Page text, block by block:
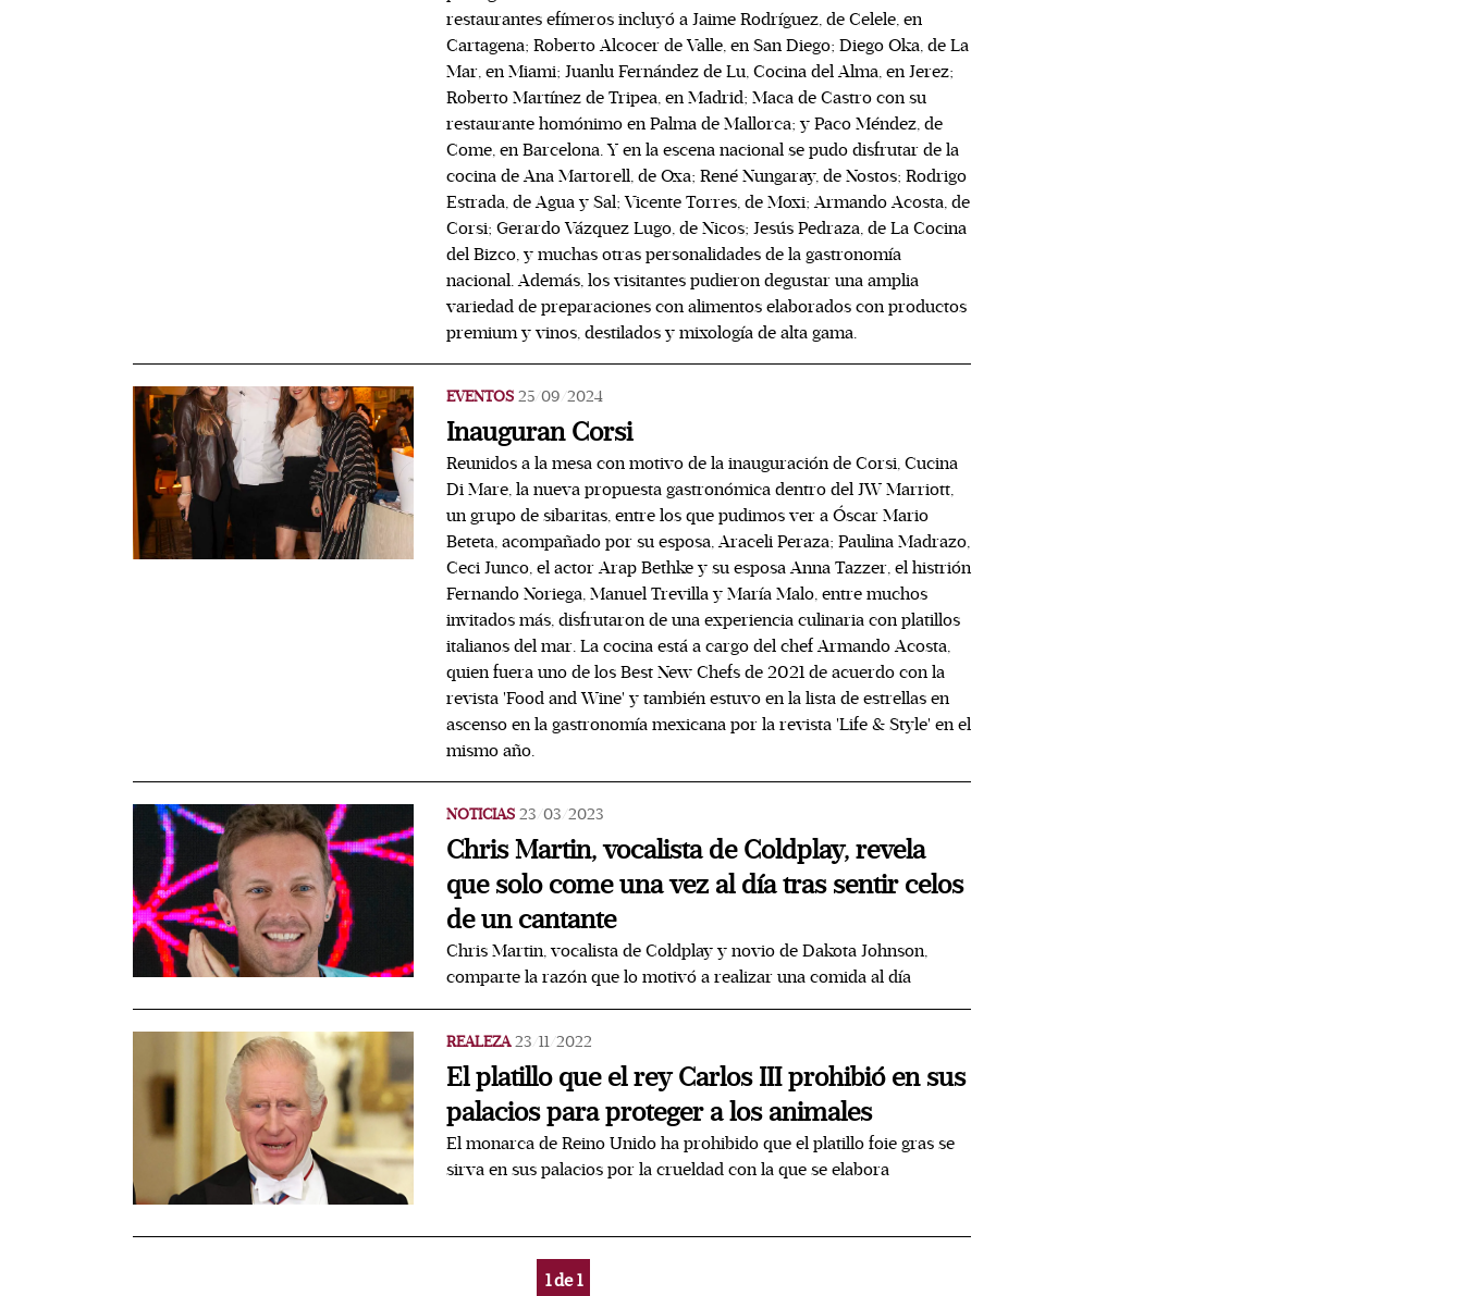
restaurantes efímeros incluyó a Jaime Rodríguez, de Celele, en
Cartagena; Roberto Alcocer de Valle, en San Diego; Diego Oka, de La
Mar, en Miami; Juanlu Fernández de Lu, Cocina del Alma, en Jerez;
Roberto Martínez de Tripea, en Madrid; Maca de Castro con su
restaurante homónimo en Palma de Mallorca; y Paco Méndez, de
Come, en Barcelona. Y en la escena nacional se pudo disfrutar de la
cocina de Ana Martorell, de Oxa; René Nungaray, de Nostos; Rodrigo
Estrada, de Agua y Sal; Vicente Torres, de Moxi; Armando Acosta, de
Corsi; Gerardo Vázquez Lugo, de Nicos; Jesús Pedraza, de La Cocina
del Bizco, y muchas otras personalidades de la gastronomía
nacional. Además, los visitantes pudieron degustar una amplia
variedad de preparaciones con alimentos elaborados con productos
premium y vinos, destilados y mixología de alta gama.
EVENTOS 25/09/2024
Inauguran Corsi
Reunidos a la mesa con motivo de la inauguración de Corsi, Cucina
Di Mare, la nueva propuesta gastronómica dentro del JW Marriott,
un grupo de sibaritas, entre los que pudimos ver a Óscar Mario
Beteta, acompañado por su esposa, Araceli Peraza; Paulina Madrazo,
Ceci Junco, el actor Arap Bethke y su esposa Anna Tazzer, el histrión
Fernando Noriega, Manuel Trevilla y María Malo, entre muchos
invitados más, disfrutaron de una experiencia culinaria con platillos
italianos del mar. La cocina está a cargo del chef Armando Acosta,
quien fuera uno de los Best New Chefs de 2021 de acuerdo con la
revista 'Food and Wine' y también estuvo en la lista de estrellas en
ascenso en la gastronomía mexicana por la revista 'Life & Style' en el
mismo año.
NOTICIAS 23/03/2023
Chris Martin, vocalista de Coldplay, revela
que solo come una vez al día tras sentir celos
de un cantante
Chris Martin, vocalista de Coldplay y novio de Dakota Johnson,
comparte la razón que lo motivó a realizar una comida al día
REALEZA 23/11/2022
El platillo que el rey Carlos III prohibió en sus
palacios para proteger a los animales
El monarca de Reino Unido ha prohibido que el platillo foie gras se
sirva en sus palacios por la crueldad con la que se elabora
1de1